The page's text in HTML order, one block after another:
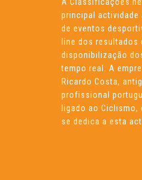
principal actividade
de eventos
line dos resultados
disponibilização
tempo real. A
Ricardo Costa,
profissional
ligado ao Ciclismo,
se dedica a esta